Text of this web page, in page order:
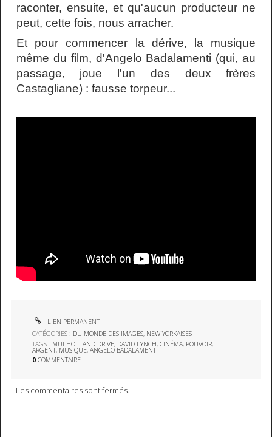
raconter, ensuite, et qu'aucun producteur ne
peut, cette fois, nous arracher.
Et pour commencer la dérive, la musique
même du film, d'Angelo Badalamenti (qui, au
passage, joue l'un des deux frères
Castagliane) : fausse torpeur...
LIEN PERMANENT
CATÉGORIES : DU MONDE DES IMAGES, NEW YORKAISES
TAGS : MULHOLLAND DRIVE, DAVID LYNCH,CINÉMA, POUVOIR,
ARGENT, MUSIQUE,ANGELO BADALAMENTI
0 COMMENTAIRE
Les commentaires sont fermés.